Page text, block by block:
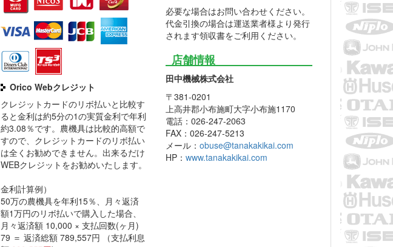
Orico Webクレジット
クレジットカードのリボ払いと比較す
ると金利は約5分の1の実質金利で年利
約3.08％です。農機具は比較的高額で
すので、クレジットカードのリボ払い
は全くお勧めできません。出来るだけ
WEBクレジットをお勧めいたします。
金利計算例）
50万の農機具を年利15％、月々返済
額1万円のリボ払いで購入した場合、
月々返済額 10,000 × 支払回数(ヶ月)
79 ＝ 返済総額 789,557円 （支払利息
必要な場合はお問い合わせください。
代金引換の場合は運送業者様より発行
されます領収書をご利用ください。
店舗情報
田中機械株式会社
〒381-0201
上高井郡小布施町大字小布施1170
電話：026-247-2063
FAX：026-247-5213
メール：obuse@tanakakikai.com
HP：www.tanakakikai.com